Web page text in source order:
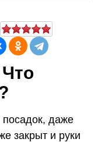
даже
закрыт и руки